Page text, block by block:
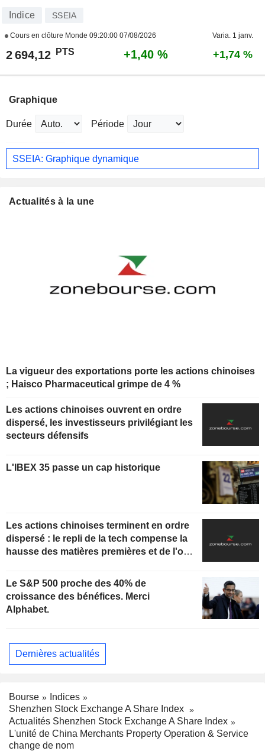
Indice SSEIA
Cours en clôture Monde 09:20:00 07/08/2026 Varia. 1 janv.
2 694,12 PTS +1,40 % +1,74 %
Graphique
Durée Période
SSEIA: Graphique dynamique
Actualités à la une
La vigueur des exportations porte les actions chinoises
; Haisco Pharmaceutical grimpe de 4 %
Les actions chinoises ouvrent en ordre
dispersé, les investisseurs privilégiant les
secteurs défensifs
L'IBEX 35 passe un cap historique
Les actions chinoises terminent en ordre
dispersé : le repli de la tech compense la
hausse des matières premières et de l'or ;
Le S&P 500 proche des 40% de
croissance des bénéfices. Merci
Alphabet.
Dernières actualités
Bourse
Indices
Shenzhen Stock Exchange A Share Index
Actualités Shenzhen Stock Exchange A Share Index
L'unité de China Merchants Property Operation & Service
change de nom